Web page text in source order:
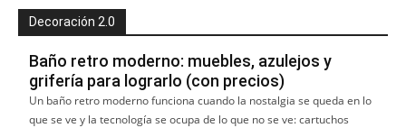
Decoración 2.0
Baño retro moderno: muebles, azulejos y
grifería para lograrlo (con precios)
Un baño retro moderno funciona cuando la nostalgia se queda en lo
que se ve y la tecnología se ocupa de lo que no se ve: cartuchos